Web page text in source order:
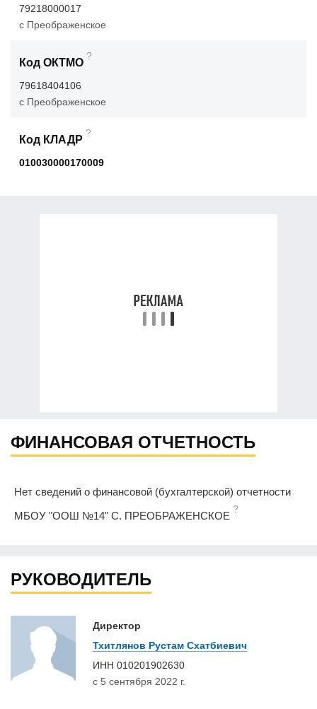
79218000017
с Преображенское
Код ОКТМО
?
79618404106
с Преображенское
Код КЛАДР
?
010030000170009
ФИНАНСОВАЯ ОТЧЕТНОСТЬ
Нет сведений о финансовой (бухгалтерской) отчетности
МБОУ "ООШ №14" С. ПРЕОБРАЖЕНСКОЕ
?
РУКОВОДИТЕЛЬ
Директор
Тхитлянов Рустам Схатбиевич
ИНН 010201902630
с 5 сентября 2022 г.